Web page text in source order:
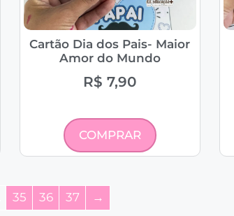
Cartão Dia dos Pais- Maior
Amor do Mundo
R$ 7,90
COMPRAR
35 36 37 →